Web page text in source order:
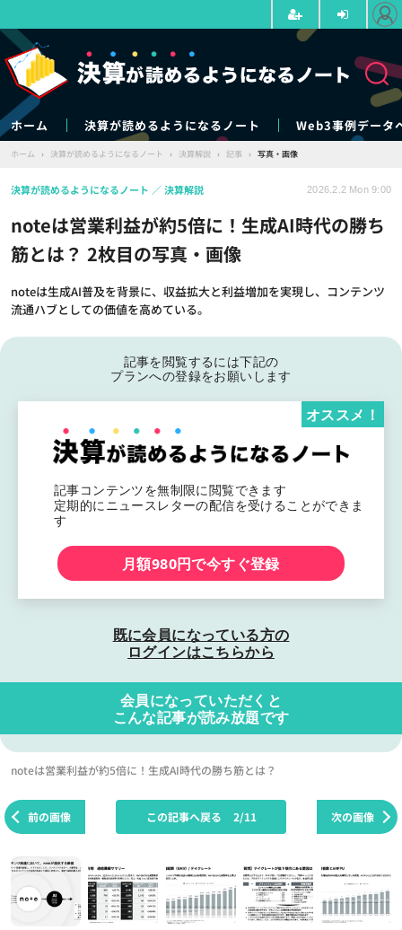
ホーム 決算が読めるようになるノート Web3事例データ
ホーム › 決算が読めるようになるノート › 決算解説 › 記事 › 写真・画像
noteは営業利益が約5倍に！生成AI時代の勝ち
筋とは？ 2枚目の写真・画像
noteは生成AI普及を背景に、収益拡大と利益増加を実現し、コンテンツ
流通ハブとしての価値を高めている。
決算が読めるようになるノート 決算解説 2026.2.2 Mon 9:00
記事を閲覧するには下記の
プランへの登録をお願いします
記事コンテンツを無制限に閲覧できます
定期的にニュースレターの配信を受けることができま
す
オススメ！
月額980円で今すぐ登録
既に会員になっている方の
ログインはこちらから
会員になっていただくと
こんな記事が読み放題です
noteは営業利益が約5倍に！生成AI時代の勝ち筋とは？
前の画像 次の画像
この記事へ戻る 2/11